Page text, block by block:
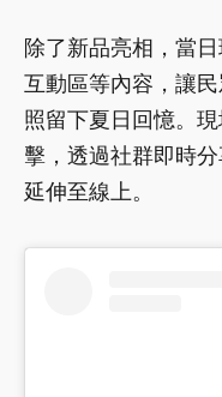
除了新品亮相，當
互動區等內容，讓
照留下夏日回憶。
擊，透過社群即時
延伸至線上。